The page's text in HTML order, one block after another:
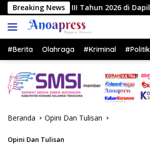
Langsung
ke
konten
Breaking News
III Tahun 2026 di Dapil IV Konawe
#Berita Olahraga #Kriminal #Politik
Beranda Opini Dan Tulisan
Opini Dan Tulisan